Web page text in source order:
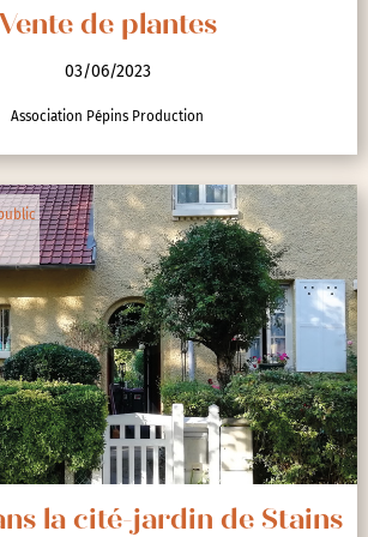
Vente de plantes
03/06/2023
Association Pépins Production
la cité-jardin de Stains